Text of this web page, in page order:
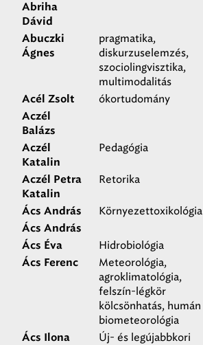
Abriha
Dávid
Abuczki
Ágnes
pragmatika,
diskurzuselemzés,
szociolingvisztika,
multimodalitás
Acél Zsolt ókortudomány
Aczél
Balázs
Aczél
Katalin
Pedagógia
Aczél Petra
Katalin
Retorika
Ács András Környezettoxikológia
Ács András
Ács Éva
Hidrobiológia
Ács Ferenc
Meteorológia,
agroklimatológia,
felszín-légkör
kölcsönhatás, humán
biometeorológia
Ács Ilona
Új- és legújabbkori